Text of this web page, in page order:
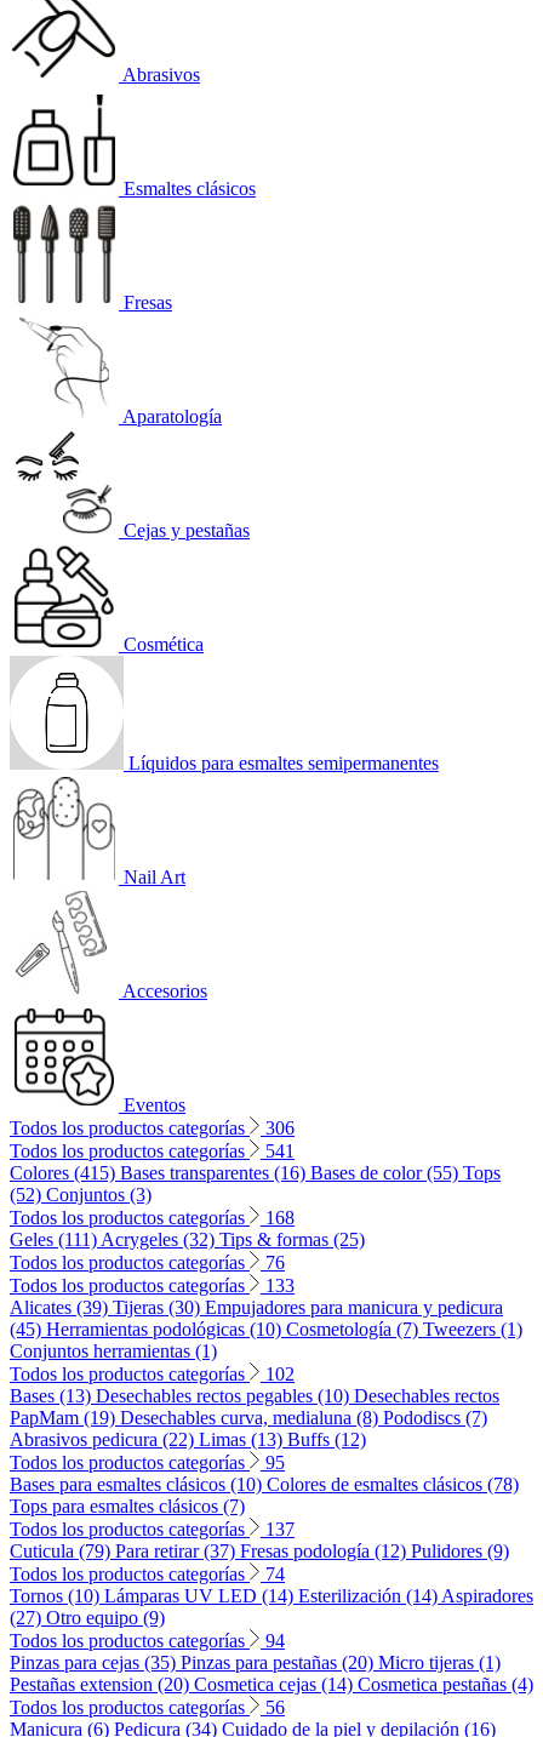
Abrasivos
Esmaltes clásicos
Fresas
Aparatología
Cejas y pestañas
Cosmética
Líquidos para esmaltes semipermanentes
Nail Art
Accesorios
Eventos
Todos los productos categorías
306
Todos los productos categorías
541
Colores (415) Bases transparentes (16) Bases de color (55) Tops
(52) Conjuntos (3)
Todos los productos categorías
168
Geles (111) Acrygeles (32) Tips & formas (25)
Todos los productos categorías
76
Todos los productos categorías
133
Alicates (39) Tijeras (30) Empujadores para manicura y pedicura
(45) Herramientas podológicas (10) Cosmetología (7) Tweezers (1)
Conjuntos herramientas (1)
Todos los productos categorías
102
Bases (13) Desechables rectos pegables (10) Desechables rectos
PapMam (19) Desechables curva, medialuna (8) Pododiscs (7)
Abrasivos pedicura (22) Limas (13) Buffs (12)
Todos los productos categorías
95
Bases para esmaltes clásicos (10) Colores de esmaltes clásicos (78)
Tops para esmaltes clásicos (7)
Todos los productos categorías
137
Cuticula (79) Para retirar (37) Fresas podología (12) Pulidores (9)
Todos los productos categorías
74
Tornos (10) Lámparas UV LED (14) Esterilización (14) Aspiradores
(27) Otro equipo (9)
Todos los productos categorías
94
Pinzas para cejas (35) Pinzas para pestañas (20) Micro tijeras (1)
Pestañas extension (20) Cosmetica cejas (14) Cosmetica pestañas (4)
Todos los productos categorías
56
Manicura (6) Pedicura (34) Cuidado de la piel y depilación (16)